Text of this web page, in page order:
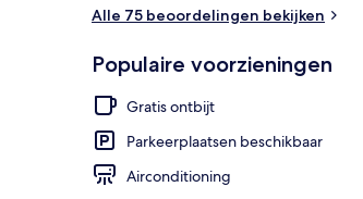
Alle 75 beoordelingen bekijken
Populaire voorzieningen
Gratis ontbijt
Parkeerplaatsen beschikbaar
Airconditioning